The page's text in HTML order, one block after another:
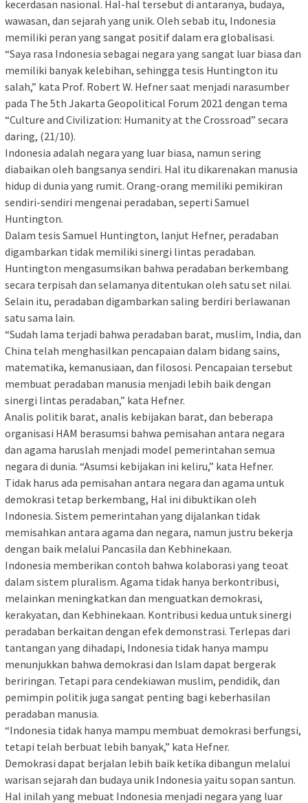
kecerdasan nasional. Hal-hal tersebut di antaranya, budaya,
wawasan, dan sejarah yang unik. Oleh sebab itu, Indonesia
memiliki peran yang sangat positif dalam era globalisasi.
“Saya rasa Indonesia sebagai negara yang sangat luar biasa dan
memiliki banyak kelebihan, sehingga tesis Huntington itu
salah,” kata Prof. Robert W. Hefner saat menjadi narasumber
pada The 5th Jakarta Geopolitical Forum 2021 dengan tema
“Culture and Civilization: Humanity at the Crossroad” secara
daring, (21/10).
Indonesia adalah negara yang luar biasa, namun sering
diabaikan oleh bangsanya sendiri. Hal itu dikarenakan manusia
hidup di dunia yang rumit. Orang-orang memiliki pemikiran
sendiri-sendiri mengenai peradaban, seperti Samuel
Huntington.
Dalam tesis Samuel Huntington, lanjut Hefner, peradaban
digambarkan tidak memiliki sinergi lintas peradaban.
Huntington mengasumsikan bahwa peradaban berkembang
secara terpisah dan selamanya ditentukan oleh satu set nilai.
Selain itu, peradaban digambarkan saling berdiri berlawanan
satu sama lain.
“Sudah lama terjadi bahwa peradaban barat, muslim, India, dan
China telah menghasilkan pencapaian dalam bidang sains,
matematika, kemanusiaan, dan filososi. Pencapaian tersebut
membuat peradaban manusia menjadi lebih baik dengan
sinergi lintas peradaban,” kata Hefner.
Analis politik barat, analis kebijakan barat, dan beberapa
organisasi HAM berasumsi bahwa pemisahan antara negara
dan agama haruslah menjadi model pemerintahan semua
negara di dunia. “Asumsi kebijakan ini keliru,” kata Hefner.
Tidak harus ada pemisahan antara negara dan agama untuk
demokrasi tetap berkembang, Hal ini dibuktikan oleh
Indonesia. Sistem pemerintahan yang dijalankan tidak
memisahkan antara agama dan negara, namun justru bekerja
dengan baik melalui Pancasila dan Kebhinekaan.
Indonesia memberikan contoh bahwa kolaborasi yang teoat
dalam sistem pluralism. Agama tidak hanya berkontribusi,
melainkan meningkatkan dan menguatkan demokrasi,
kerakyatan, dan Kebhinekaan. Kontribusi kedua untuk sinergi
peradaban berkaitan dengan efek demonstrasi. Terlepas dari
tantangan yang dihadapi, Indonesia tidak hanya mampu
menunjukkan bahwa demokrasi dan Islam dapat bergerak
beriringan. Tetapi para cendekiawan muslim, pendidik, dan
pemimpin politik juga sangat penting bagi keberhasilan
peradaban manusia.
“Indonesia tidak hanya mampu membuat demokrasi berfungsi,
tetapi telah berbuat lebih banyak,” kata Hefner.
Demokrasi dapat berjalan lebih baik ketika dibangun melalui
warisan sejarah dan budaya unik Indonesia yaitu sopan santun.
Hal inilah yang mebuat Indonesia menjadi negara yang luar